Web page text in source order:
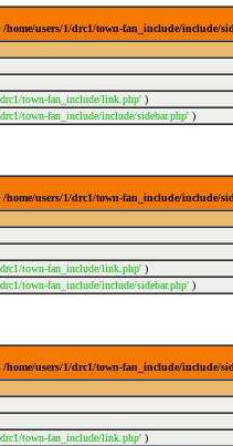
users/1/drc1/town-fan_include/include/
town-fan_include/link.php' )
town-fan_include/include/sidebar.php' )
users/1/drc1/town-fan_include/include/
town-fan_include/link.php' )
town-fan_include/include/sidebar.php' )
users/1/drc1/town-fan_include/include/
town-fan_include/link.php' )